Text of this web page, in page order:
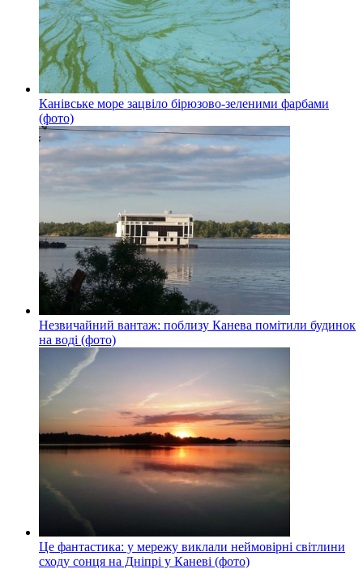
Канівське море зацвіло бірюзово-зеленими фарбами
(фото)
Незвичайний вантаж: поблизу Канева помітили будинок
на воді (фото)
Це фантастика: у мережу виклали неймовірні світлини
сходу сонця на Дніпрі у Каневі (фото)